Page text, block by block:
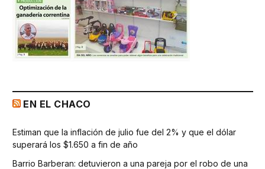
EN EL CHACO
Estiman que la inflación de julio fue del 2% y que el dólar
superará los $1.650 a fin de año
Barrio Barberan: detuvieron a una pareja por el robo de una